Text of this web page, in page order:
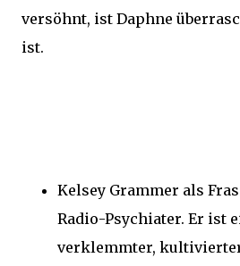
versöhnt, ist Daphne
ist.
Kelsey Grammer als
Radio-Psychiater. Er ist
verklemmter,